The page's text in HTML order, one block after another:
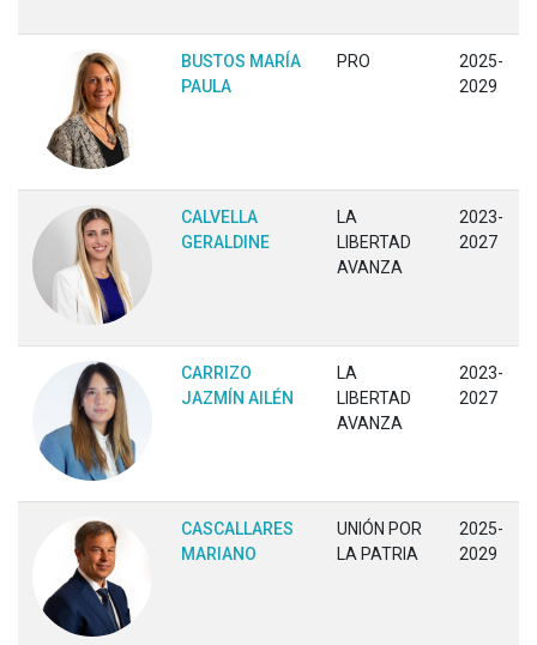
BUSTOS MARÍA
PAULA
PRO
2025-
2029
CALVELLA
GERALDINE
LA
LIBERTAD
AVANZA
2023-
2027
CARRIZO
JAZMÍN AILÉN
LA
LIBERTAD
AVANZA
2023-
2027
CASCALLARES
MARIANO
UNIÓN POR
LA PATRIA
2025-
2029